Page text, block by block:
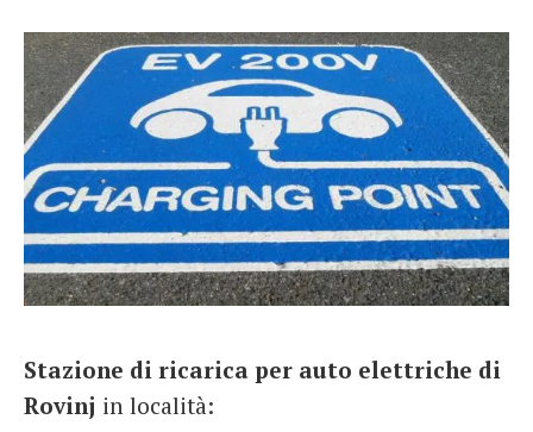
Stazione di ricarica per auto elettriche di
Rovinj in località: